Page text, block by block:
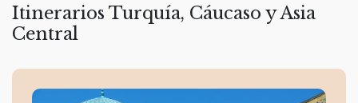
Itinerarios Turquía, Cáucaso y Asia
Central